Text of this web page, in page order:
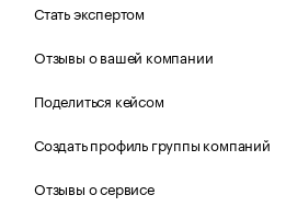
Стать экспертом
Отзывы о вашей компании
Поделиться кейсом
Создать профиль группы компаний
Отзывы о сервисе